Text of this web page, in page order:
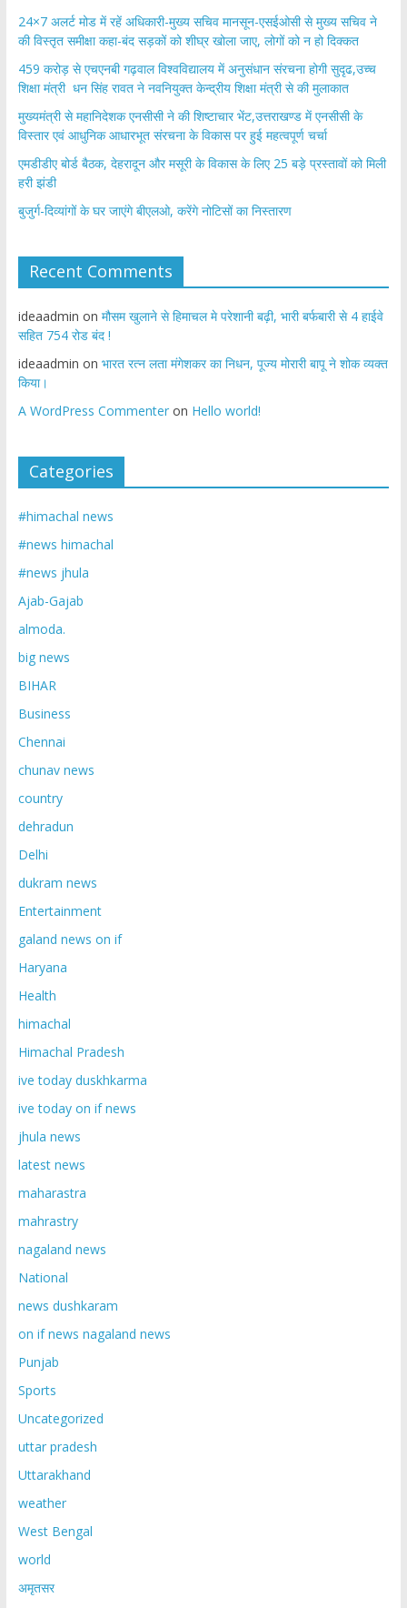
24×7 अलर्ट मोड में रहें अधिकारी-मुख्य सचिव मानसून-एसईओसी से मुख्य सचिव ने
की विस्तृत समीक्षा कहा-बंद सड़कों को शीघ्र खोला जाए, लोगों को न हो दिक्कत
459 करोड़ से एचएनबी गढ़वाल विश्वविद्यालय में अनुसंधान संरचना होगी सुदृढ,उच्च
शिक्षा मंत्री धन सिंह रावत ने नवनियुक्त केन्द्रीय शिक्षा मंत्री से की मुलाकात
मुख्यमंत्री से महानिदेशक एनसीसी ने की शिष्टाचार भेंट,उत्तराखण्ड में एनसीसी के
विस्तार एवं आधुनिक आधारभूत संरचना के विकास पर हुई महत्वपूर्ण चर्चा
एमडीडीए बोर्ड बैठक, देहरादून और मसूरी के विकास के लिए 25 बड़े प्रस्तावों को मिली
हरी झंडी
बुजुर्ग-दिव्यांगों के घर जाएंगे बीएलओ, करेंगे नोटिसों का निस्तारण
Recent Comments
ideaadmin on मौसम खुलाने से हिमाचल मे परेशानी बढ़ी, भारी बर्फबारी से 4 हाईवे
सहित 754 रोड बंद !
ideaadmin on भारत रत्न लता मंगेशकर का निधन, पूज्य मोरारी बापू ने शोक व्यक्त
किया।
A WordPress Commenteron Hello world!
Categories
#himachal news
#news himachal
#news jhula
Ajab-Gajab
almoda.
big news
BIHAR
Business
Chennai
chunav news
country
dehradun
Delhi
dukram news
Entertainment
galand news on if
Haryana
Health
himachal
Himachal Pradesh
ive today duskhkarma
ive today on if news
jhula news
latest news
maharastra
mahrastry
nagaland news
National
news dushkaram
on if news nagaland news
Punjab
Sports
Uncategorized
uttar pradesh
Uttarakhand
weather
West Bengal
world
अमृतसर